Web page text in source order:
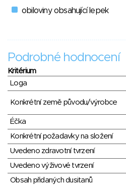
obiloviny obsahující lepek
Podrobné hodnocení
Kritérium
Loga
Konkrétní země původu/výrobce
Éčka
Konkrétní požadavky na složení
Uvedeno zdravotní tvrzení
Uvedeno výživové tvrzení
Obsah přidaných dusitanů